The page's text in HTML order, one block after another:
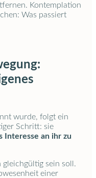
Kontemplation
Was passiert
wurde, folgt ein
Schritt: sie
Interesse an ihr zu
gleichgültig sein soll.
einer